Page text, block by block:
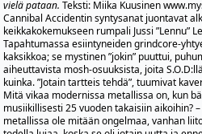
vielä pataan. Teksti: Miika Kuusinen
Cannibal Accidentin syntysanat juontavat
keikkakokemukseen rumpali Jussi ”Lennu”
Tapahtumassa esiintyneiden grindcore-
kaksikkoa; se mystinen ”jokin” puuttui,
aiheuttavista mosh-osuuksista, joita
kuinka. ”Jotain tartteis tehdä”, tuumivat
Mitä vikaa modernissa metallissa on, kun
musiikillisesti 25 vuoden takaisiin aikoihin?
metallissa ole mitään ongelmaa, vanhan